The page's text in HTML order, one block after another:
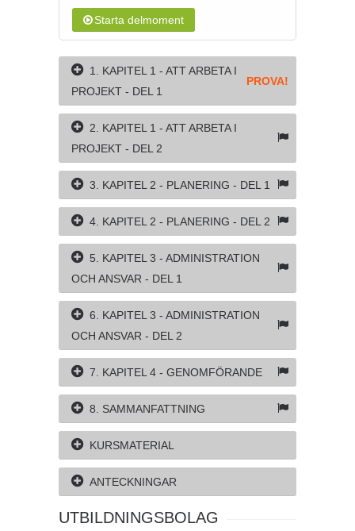
Starta delmoment
1. KAPITEL 1 - ATT ARBETA I
PROJEKT - DEL 1
PROVA!
2. KAPITEL 1 - ATT ARBETA I
PROJEKT - DEL 2
3. KAPITEL 2 - PLANERING - DEL 1
4. KAPITEL 2 - PLANERING - DEL 2
5. KAPITEL 3 - ADMINISTRATION
OCH ANSVAR - DEL 1
6. KAPITEL 3 - ADMINISTRATION
OCH ANSVAR - DEL 2
7. KAPITEL 4 - GENOMFÖRANDE
8. SAMMANFATTNING
KURSMATERIAL
ANTECKNINGAR
UTBILDNINGSBOLAG